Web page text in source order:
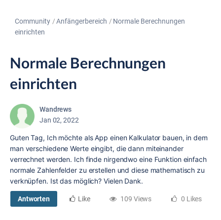
Community Anfängerbereich
Normale Berechnungen
einrichten
Normale Berechnungen
einrichten
Wandrews
Jan 02, 2022
Guten Tag, Ich möchte als App einen Kalkulator bauen, in dem
man verschiedene Werte eingibt, die dann miteinander
verrechnet werden. Ich finde nirgendwo eine Funktion einfach
normale Zahlenfelder zu erstellen und diese mathematisch zu
verknüpfen. Ist das möglich? Vielen Dank.
Antworten Like 109 Views 0 Likes